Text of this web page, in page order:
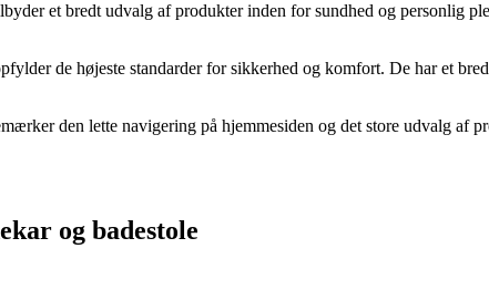
et bredt udvalg af produkter inden for sundhed og personlig
de højeste standarder for sikkerhed og komfort. De har et
den lette navigering på hjemmesiden og det store udvalg af
og badestole